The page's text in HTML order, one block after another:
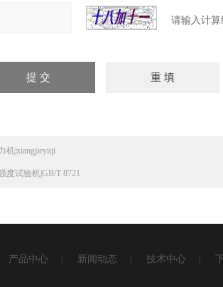
请输入计
机|xiangjieyiqi
度试验机|GB/T 8721
产品中心 新闻动态 技术中心